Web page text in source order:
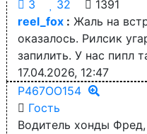
3
32
1391
reel_fox : Жаль на
оказалось. Рилсик
запилить. У нас пипл
17.04.2026, 12:47
Р467ОО154
Гость
Водитель хонды